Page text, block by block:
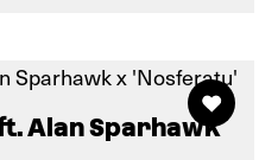
Alan Sparhawk